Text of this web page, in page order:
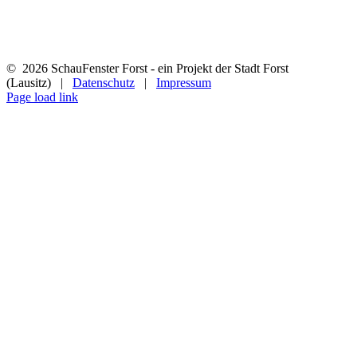
© 2026 SchauFenster Forst - ein Projekt der Stadt Forst
(Lausitz) | Datenschutz | Impressum
Page load link